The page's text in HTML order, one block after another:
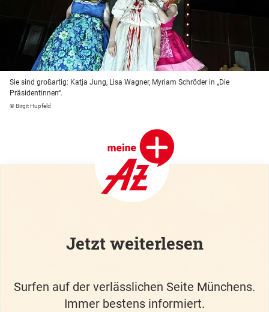
Sie sind großartig: Katja Jung, Lisa Wagner, Myriam Schröder in „Die
Präsidentinnen“.
© Birgit Hupfeld
Jetzt weiterlesen
Surfen auf der verlässlichen Seite Münchens.
Immer bestens informiert.